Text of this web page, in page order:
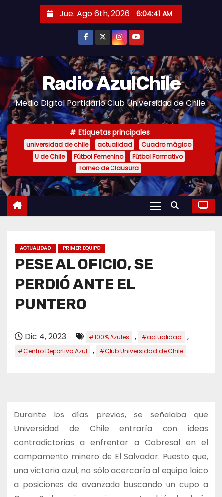
a
l
c
o
n
t
e
n
d
Jue. Ago 6th, 2026 6:04:43 AM
Radio AzulChile
Medio Digital Partidario Club Universidad de Chile.
Etiquetas principales
universidad de chile actualidad
Cuadro mágico
U de Chile
Fútbol Femenino
Fútbol Formativo
Torneo de Clausura
ACTUALIDAD PRIMER EQUIPO
PESE AL OFICIO, SE
PERDIÓ ANTE EL
PUNTERO
Dic 4, 2023 #100% Azules , #actualidad ,
#Centro Deportivo Azul , #Club Universidad de Chile
Durante los días previos, se señalaba que
Universidad de Chile entraría con ideas
contradictorias a enfrentar a Cobresal en el
campamento minero de El Salvador. Puesto que,
una victoria azul, no sólo acercaría al equipo laico
a posiciones de avanzada buscando un cupo a